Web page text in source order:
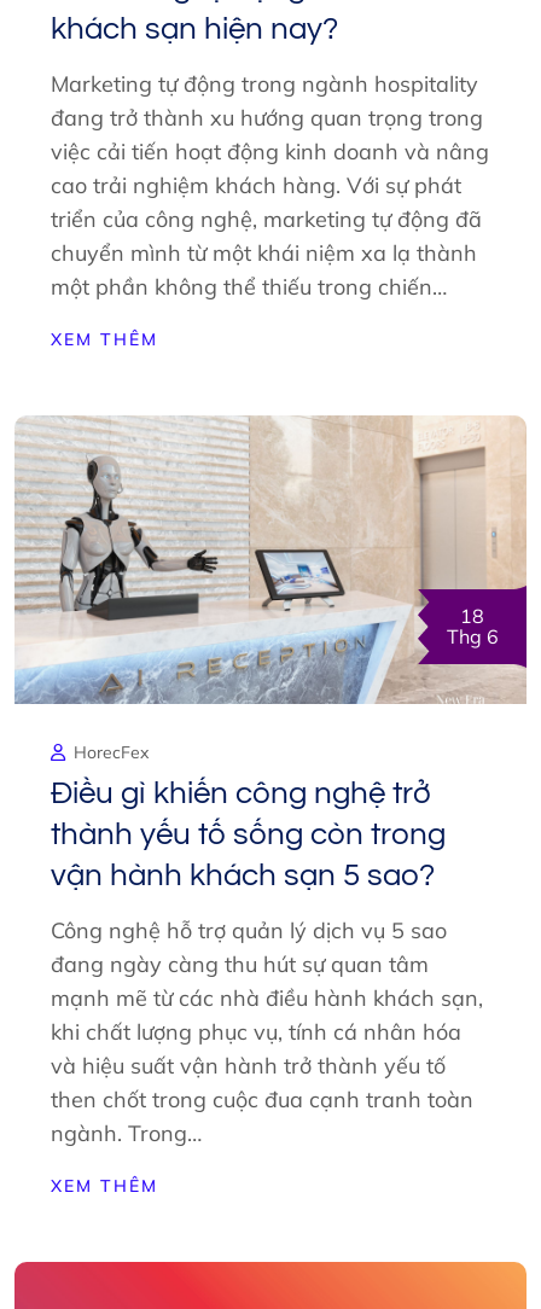
khách sạn hiện nay?
Marketing tự động trong ngành hospitality
đang trở thành xu hướng quan trọng trong
việc cải tiến hoạt động kinh doanh và nâng
cao trải nghiệm khách hàng. Với sự phát
triển của công nghệ, marketing tự động đã
chuyển mình từ một khái niệm xa lạ thành
một phần không thể thiếu trong chiến…
XEM THÊM
18
Thg 6
HorecFex
Điều gì khiến công nghệ trở
thành yếu tố sống còn trong
vận hành khách sạn 5 sao?
Công nghệ hỗ trợ quản lý dịch vụ 5 sao
đang ngày càng thu hút sự quan tâm
mạnh mẽ từ các nhà điều hành khách sạn,
khi chất lượng phục vụ, tính cá nhân hóa
và hiệu suất vận hành trở thành yếu tố
then chốt trong cuộc đua cạnh tranh toàn
ngành. Trong…
XEM THÊM